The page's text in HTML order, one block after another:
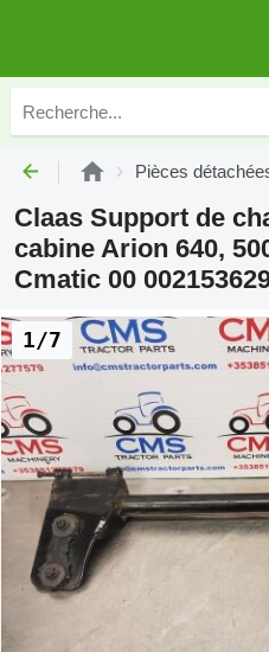
Pièces
Claas Support de
cabine Arion 640,
Cmatic 00
1/7